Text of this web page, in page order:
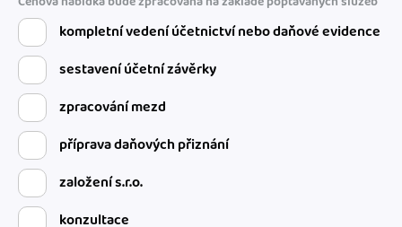
kompletní vedení účetnictví nebo daňové evidence
sestavení účetní závěrky
zpracování mezd
příprava daňových přiznání
založení s.r.o.
konzultace